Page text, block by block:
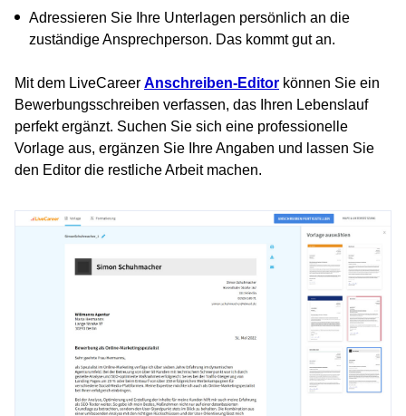
Adressieren Sie Ihre Unterlagen persönlich an die
zuständige Ansprechperson. Das kommt gut an.
Mit dem LiveCareer Anschreiben-Editor können Sie ein
Bewerbungsschreiben verfassen, das Ihren Lebenslauf
perfekt ergänzt. Suchen Sie sich eine professionelle
Vorlage aus, ergänzen Sie Ihre Angaben und lassen Sie
den Editor die restliche Arbeit machen.